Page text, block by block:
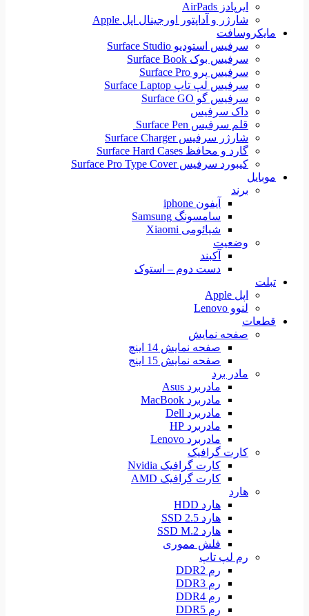
ایرپادز AirPads
شارژر و آداپتور اورجینال اپل Apple
مایکروسافت
سرفیس استودیو Surface Studio
سرفیس بوک Surface Book
سرفیس پرو Surface Pro
سرفیس لپ تاپ Surface Laptop
سرفیس گو Surface GO
داک سرفیس
قلم سرفیس Surface Pen
شارژر سرفیس Surface Charger
گارد و محافظ Surface Hard Cases
کیبورد سرفیس Surface Pro Type Cover
موبایل
برند
آیفون iphone
سامسونگ Samsung
شیائومی Xiaomi
وضعیت
آکبند
دست دوم – استوک
تبلت
اپل Apple
لنوو Lenovo
قطعات
صفحه نمایش
صفحه نمایش 14 اینچ
صفحه نمایش 15 اینج
مادر برد
مادربرد Asus
مادربرد MacBook
مادربرد Dell
مادربرد HP
مادربرد Lenovo
کارت گرافیک
کارت گرافیک Nvidia
کارت گرافیک AMD
هارد
هارد HDD
هارد SSD 2.5
هارد SSD M.2
فلش مموری
رم لپ تاپ
رم DDR2
رم DDR3
رم DDR4
رم DDR5